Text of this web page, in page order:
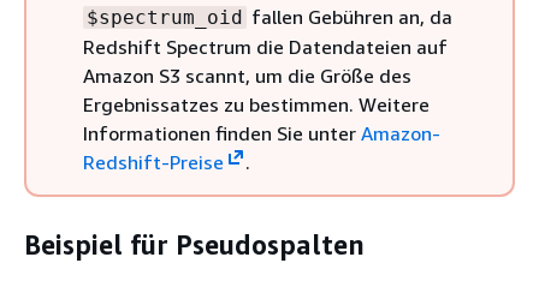
$spectrum_oid fallen Gebühren an, da
Redshift Spectrum die Datendateien auf
Amazon S3 scannt, um die Größe des
Ergebnissatzes zu bestimmen. Weitere
Informationen finden Sie unter Amazon-
Redshift-Preise
.
Beispiel für Pseudospalten